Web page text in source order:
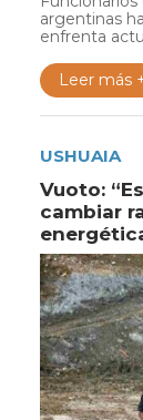
argentinas
enfrenta
Leer más
USHUAIA
Vuoto:
cambiar